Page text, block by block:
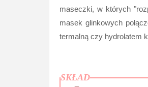
maseczki, w których
masek glinkowych
termalną czy hydrolatem
SKŁAD